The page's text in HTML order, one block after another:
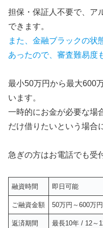
担保・保証人不要で、ア
できます。
また、金融ブラックの状
あったので、審査難易度
最小50万円から最大600
います。
一時的にお金が必要な場
だけ借りたいという場合
急ぎの方はお電話でも受
融資時間 即日可能
ご融資金額 50万円～600万円
返済期間 最長10年 / 12～